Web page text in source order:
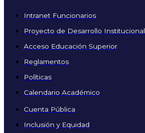
Intranet Funcionarios
Proyecto de Desarrollo Institucional
Acceso Educación Superior
Reglamentos
Políticas
Calendario Académico
Cuenta Pública
Inclusión y Equidad